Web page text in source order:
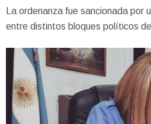
La ordenanza fue sancionada por
entre distintos bloques políticos